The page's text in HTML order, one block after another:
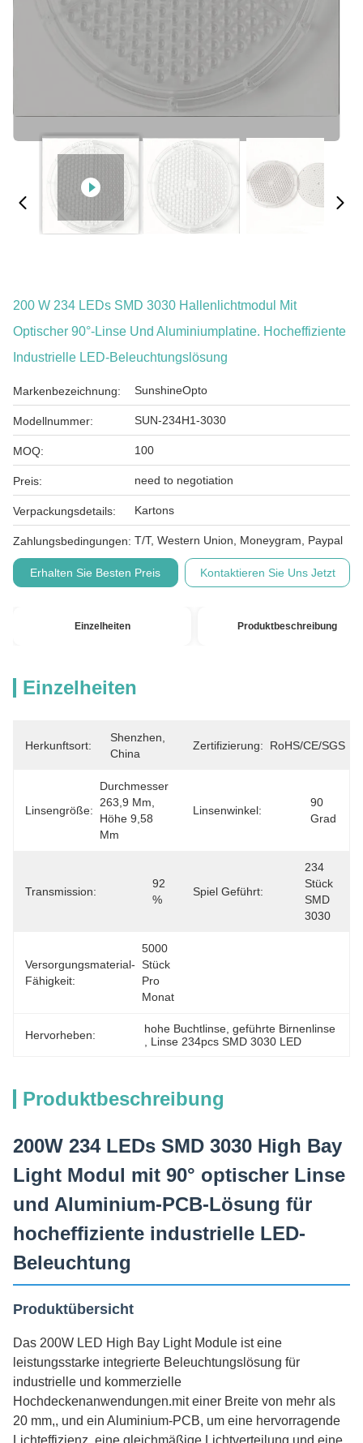
200 W 234 LEDs SMD 3030 Hallenlichtmodul Mit
Optischer 90°-Linse Und Aluminiumplatine. Hocheffiziente
Industrielle LED-Beleuchtungslösung
Markenbezeichnung: SunshineOpto
Modellnummer: SUN-234H1-3030
MOQ: 100
Preis: need to negotiation
Verpackungsdetails: Kartons
Zahlungsbedingungen: T/T, Western Union, Moneygram, Paypal
Erhalten Sie Besten Preis Kontaktieren Sie Uns Jetzt
Einzelheiten Produktbeschreibung
Einzelheiten
Herkunftsort:
Shenzhen,
China
Zertifizierung: RoHS/CE/SGS
Linsengröße:
Durchmesser
263,9 Mm,
Höhe 9,58
Mm
Linsenwinkel:
90
Grad
Transmission:
92
%
Spiel Geführt:
234
Stück
SMD
3030
Versorgungsmaterial-
Fähigkeit:
5000
Stück
Pro
Monat
Hervorheben: hohe Buchtlinse , geführte Birnenlinse
Linse 234pcs SMD 3030 LED
Produktbeschreibung
200W 234 LEDs SMD 3030 High Bay
Light Modul mit 90° optischer Linse
und Aluminium-PCB-Lösung für
hocheffiziente industrielle LED-
Beleuchtung
Produktübersicht
Das 200W LED High Bay Light Module ist eine
leistungsstarke integrierte Beleuchtungslösung für
industrielle und kommerzielle
Hochdeckenanwendungen.mit einer Breite von mehr als
20 mm,, und ein Aluminium-PCB, um eine hervorragende
Lichteffizienz, eine gleichmäßige Lichtverteilung und eine